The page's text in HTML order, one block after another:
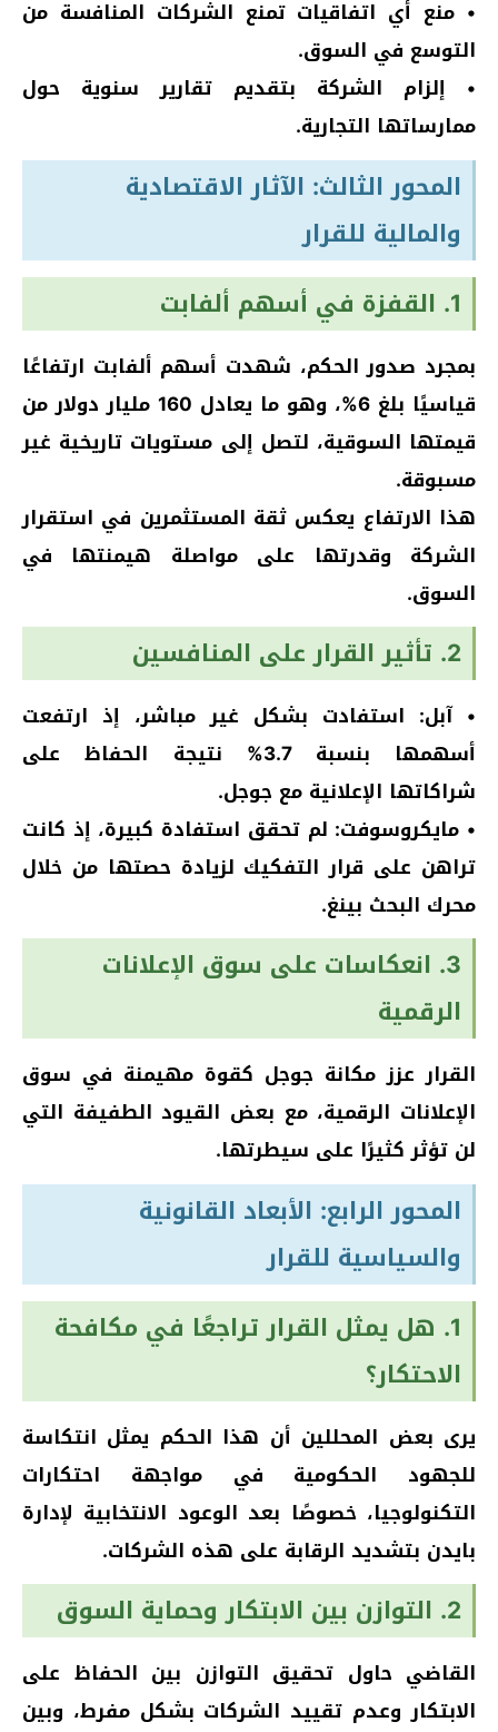
• منع أي اتفاقيات تمنع الشركات المنافسة من
التوسع في السوق.
• إلزام الشركة بتقديم تقارير سنوية حول
ممارساتها التجارية.
المحور الثالث: الآثار الاقتصادية
والمالية للقرار
1. القفزة في أسهم ألفابت
بمجرد صدور الحكم، شهدت أسهم ألفابت ارتفاعًا
قياسيًا بلغ 6%، وهو ما يعادل 160 مليار دولار من
قيمتها السوقية، لتصل إلى مستويات تاريخية غير
مسبوقة.
هذا الارتفاع يعكس ثقة المستثمرين في استقرار
الشركة وقدرتها على مواصلة هيمنتها في
السوق.
2. تأثير القرار على المنافسين
• آبل: استفادت بشكل غير مباشر، إذ ارتفعت
أسهمها بنسبة 3.7% نتيجة الحفاظ على
شراكاتها الإعلانية مع جوجل.
• مايكروسوفت: لم تحقق استفادة كبيرة، إذ كانت
تراهن على قرار التفكيك لزيادة حصتها من خلال
محرك البحث بينغ.
3. انعكاسات على سوق الإعلانات
الرقمية
القرار عزز مكانة جوجل كقوة مهيمنة في سوق
الإعلانات الرقمية، مع بعض القيود الطفيفة التي
لن تؤثر كثيرًا على سيطرتها.
المحور الرابع: الأبعاد القانونية
والسياسية للقرار
1. هل يمثل القرار تراجعًا في مكافحة
الاحتكار؟
يرى بعض المحللين أن هذا الحكم يمثل انتكاسة
للجهود الحكومية في مواجهة احتكارات
التكنولوجيا، خصوصًا بعد الوعود الانتخابية لإدارة
بايدن بتشديد الرقابة على هذه الشركات.
2. التوازن بين الابتكار وحماية السوق
القاضي حاول تحقيق التوازن بين الحفاظ على
الابتكار وعدم تقييد الشركات بشكل مفرط، وبين